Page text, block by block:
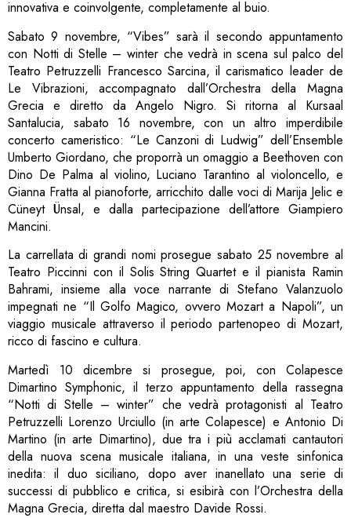
innovativa e coinvolgente, completamente al buio.
Sabato 9 novembre, “Vibes” sarà il secondo appuntamento
con Notti di Stelle – winter che vedrà in scena sul palco del
Teatro Petruzzelli Francesco Sarcina, il carismatico leader de
Le Vibrazioni, accompagnato dall’Orchestra della Magna
Grecia e diretto da Angelo Nigro. Si ritorna al Kursaal
Santalucia, sabato 16 novembre, con un altro imperdibile
concerto cameristico: “Le Canzoni di Ludwig” dell’Ensemble
Umberto Giordano, che proporrà un omaggio a Beethoven con
Dino De Palma al violino, Luciano Tarantino al violoncello, e
Gianna Fratta al pianoforte, arricchito dalle voci di Marija Jelic e
Cüneyt Ünsal, e dalla partecipazione dell’attore Giampiero
Mancini.
La carrellata di grandi nomi prosegue sabato 25 novembre al
Teatro Piccinni con il Solis String Quartet e il pianista Ramin
Bahrami, insieme alla voce narrante di Stefano Valanzuolo
impegnati ne “Il Golfo Magico, ovvero Mozart a Napoli”, un
viaggio musicale attraverso il periodo partenopeo di Mozart,
ricco di fascino e cultura.
Martedì 10 dicembre si prosegue, poi, con Colapesce
Dimartino Symphonic, il terzo appuntamento della rassegna
“Notti di Stelle – winter” che vedrà protagonisti al Teatro
Petruzzelli Lorenzo Urciullo (in arte Colapesce) e Antonio Di
Martino (in arte Dimartino), due tra i più acclamati cantautori
della nuova scena musicale italiana, in una veste sinfonica
inedita: il duo siciliano, dopo aver inanellato una serie di
successi di pubblico e critica, si esibirà con l’Orchestra della
Magna Grecia, diretta dal maestro Davide Rossi.